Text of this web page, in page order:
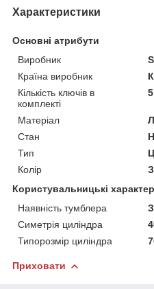
Характеристики
Основні атрибути
Виробник
Країна виробник
Кількість ключів в
комплекті
Матеріал
Стан
Тип
Колір
Користувальницькі
Наявність тумблера
Симетрія циліндра
Типорозмір циліндра
Приховати